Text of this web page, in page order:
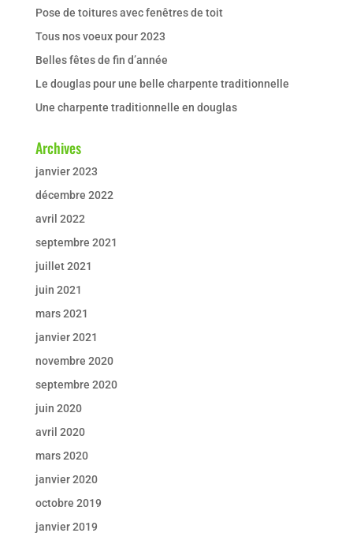
Pose de toitures avec fenêtres de toit
Tous nos voeux pour 2023
Belles fêtes de fin d’année
Le douglas pour une belle charpente traditionnelle
Une charpente traditionnelle en douglas
Archives
janvier 2023
décembre 2022
avril 2022
septembre 2021
juillet 2021
juin 2021
mars 2021
janvier 2021
novembre 2020
septembre 2020
juin 2020
avril 2020
mars 2020
janvier 2020
octobre 2019
janvier 2019